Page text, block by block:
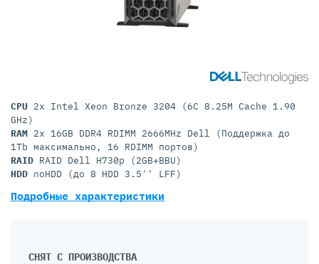
СНЯТ С ПРОИЗВОДСТВА
CPU 2x Intel Xeon Bronze 3204 (6C 8.25M Cache 1.90
GHz)
RAM 2x 16GB DDR4 RDIMM 2666MHz Dell (Поддержка до
1Tb максимально, 16 RDIMM портов)
RAID RAID Dell H730p (2GB+BBU)
HDD noHDD (до 8 HDD 3.5'' LFF)
Подробные характеристики